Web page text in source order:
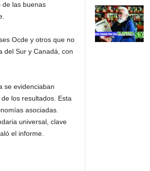
las buenas
Ocde y otros que no
del Sur y Canadá, con
se evidenciaban
los resultados. Esta
asociadas.
universal, clave
el informe.